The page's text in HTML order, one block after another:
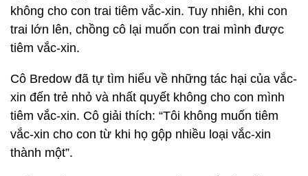
không cho con trai tiêm vắc-xin. Tuy nhiên, khi con
trai lớn lên, chồng cô lại muốn con trai mình được
tiêm vắc-xin.
Cô Bredow đã tự tìm hiểu về những tác hại của vắc-
xin đến trẻ nhỏ và nhất quyết không cho con mình
tiêm vắc-xin. Cô giải thích: “Tôi không muốn tiêm
vắc-xin cho con từ khi họ gộp nhiều loại vắc-xin
thành một”.